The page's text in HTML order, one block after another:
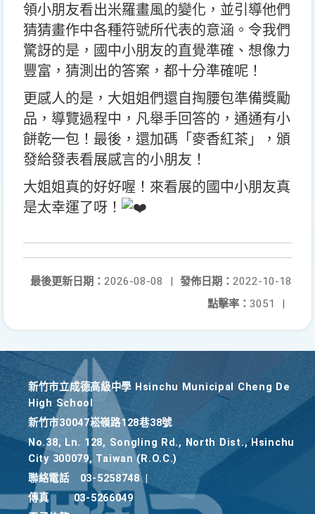
領小朋友看出米羅畫風的變化，並引導他們
猜猜畫作中各種符號所代表的意涵。令我們
驚訝的是，國中小朋友的直覺準確、想像力
豐富，猜測出的答案，都十分準確呢！
更感人的是，大姐姐們還自掏腰包準備獎勵
品，導覽過程中，凡舉手回答的，通通有小
餅乾一包！最後，還加碼「麥香紅茶」，頒
發給發表看展感言的小朋友！
大姐姐真的好好喔！來看展的國中小朋友真
是太幸運了呀！
發佈日期： 2022-10-18
最後更新日期： 2026-08-08
|
點擊率： 3051 |
新竹巿立成德高級中學 Hsinchu Municipal Cheng De
High School
新竹巿30047崧嶺路128巷38號
No.38, Ln. 128, Songling Rd., North Dist., Hsinchu
City 300079, Taiwan (R.O.C.)
聯絡電話
03-5258748
傳真
03-5266049